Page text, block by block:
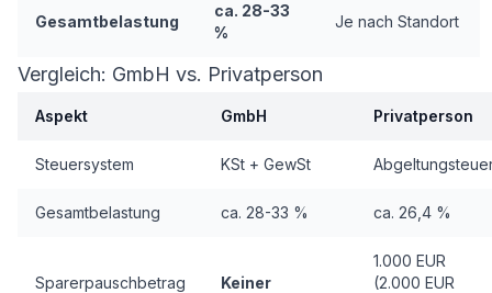
Gesamtbelastung
ca. 28-33
%
Je nach Standort
Vergleich: GmbH vs. Privatperson
Aspekt GmbH Privatperson
Steuersystem KSt + GewSt
Gesamtbelastung ca. 28-33 % ca. 26,4 %
Sparerpauschbetrag Keiner
1.000 EUR
(2.000 EUR